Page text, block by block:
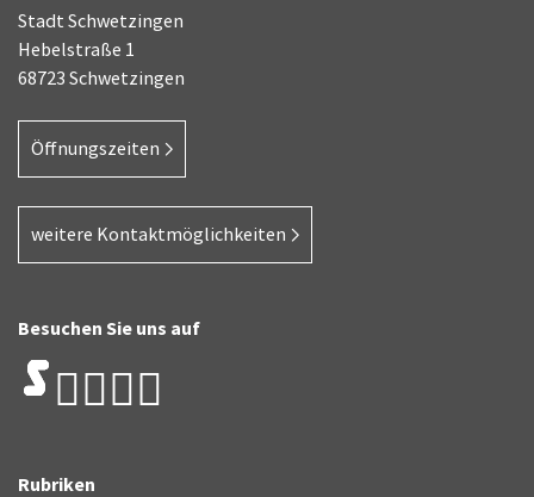
Stadt Schwetzingen
Hebelstraße 1
68723 Schwetzingen
Öffnungszeiten
weitere Kontaktmöglichkeiten
Besuchen Sie uns auf
Rubriken